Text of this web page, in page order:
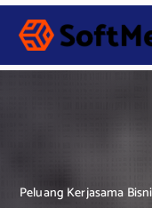
S
p
Peluang Kerjasama